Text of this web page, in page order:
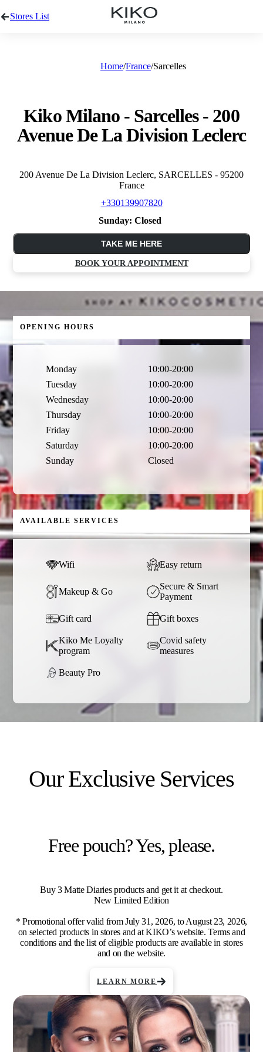
Stores List
Home France Sarcelles
Kiko Milano - Sarcelles - 200
Avenue De La Division Leclerc
200 Avenue De La Division Leclerc, SARCELLES - 95200
France
+330139907820
Sunday: Closed
TAKE ME HERE
BOOK YOUR APPOINTMENT
OPENING HOURS
Monday
10:00-20:00
Tuesday
10:00-20:00
Wednesday
10:00-20:00
Thursday
10:00-20:00
Friday
10:00-20:00
Saturday
10:00-20:00
Sunday
Closed
AVAILABLE SERVICES
Wifi Easy return
Makeup & Go
Secure & Smart
Payment
Gift card Gift boxes
Kiko Me Loyalty
program
Covid safety
measures
Beauty Pro
Our Exclusive Services
Free pouch? Yes, please.
Buy 3 Matte Diaries products and get it at checkout.
New Limited Edition
* Promotional offer valid from July 31, 2026, to August 23, 2026,
on selected products in stores and at KIKO’s website. Terms and
conditions and the list of eligible products are available in stores
and on the website.
LEARN MORE